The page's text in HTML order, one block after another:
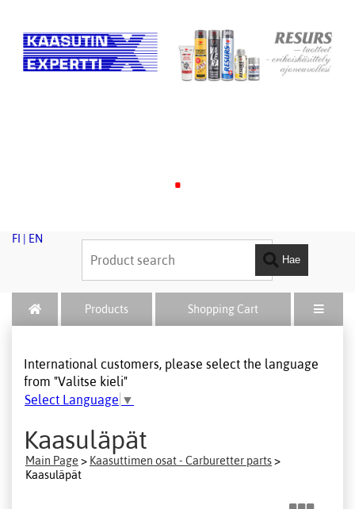
.
FI EN
Hae
Products Shopping Cart
International customers, please select the language
from "Valitse kieli"
Select Language ▼
Kaasuläpät
Main Page > Kaasuttimen osat - Carburetter parts>
Kaasuläpät